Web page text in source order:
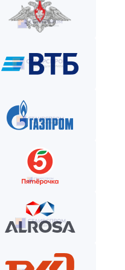
с удобной схемой
вариант расчёта и начнём
инструкция
или по телефону.
требуется).
и монтажа.
приёмки —
конструкцией!